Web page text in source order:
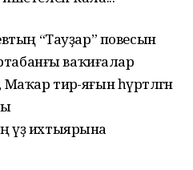
“Тауҙар” повесын
ваҡиғалар
тирә-яғын һүрәтләгән
үҙ ихтыярына